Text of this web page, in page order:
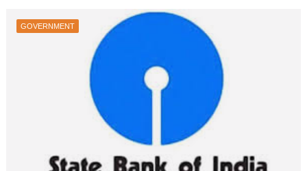
GOVERNMENT